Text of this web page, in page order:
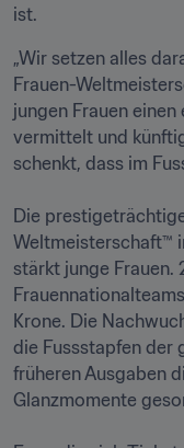
ist.
„Wir setzen alles
Frauen-
jungen Frauen einen
vermittelt und
schenkt, dass im
Die
Weltmeisterschaft™
stärkt junge Frauen.
Krone. Die
die Fussstapfen der
früheren Ausgaben
Glanzmomente